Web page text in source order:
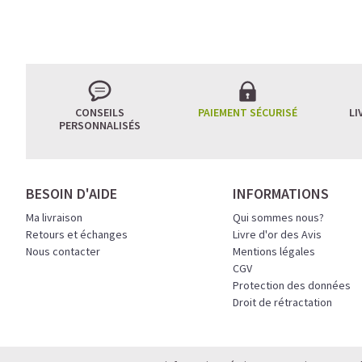
L’ÉQUILIBRE
Un café riche avec
allié parfait après
Pour ceux qui veulent
Découvrir leLatte
🍯 CAFÉ FRAPPÉ AU
CONSEILS
PERSONNALISÉS
PAIEMENT SÉCURISÉ
BESOIN D'AIDE
Ma livraison
Retours et échanges
Nous contacter
INFORMATIONS
Qui sommes nous?
Livre d'or des Avis
Mentions légales
CGV
Protection des données
Droit de rétractation